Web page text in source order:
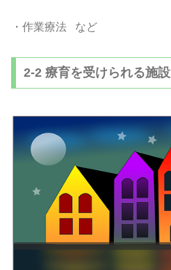
・作業療法 など
2-2 療育を受けられる施設